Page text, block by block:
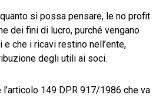
si possa pensare, le no profit
dei fini di lucro, purché vengano
che i ricavi restino nell’ente,
degli utili ai soci.
149 DPR 917/1986 che va